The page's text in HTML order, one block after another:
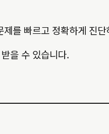
를 빠르고 정확하게 진
을 수 있습니다.